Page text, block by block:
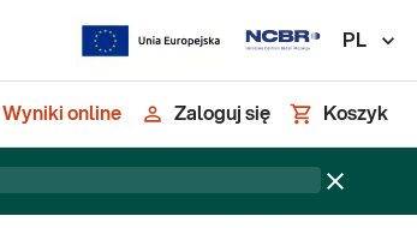
PL
Wyniki online Zaloguj się Koszyk